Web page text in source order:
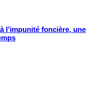
l’impunité foncière, une